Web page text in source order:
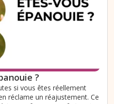
?
si vous êtes réellement
réclame un réajustement. Ce